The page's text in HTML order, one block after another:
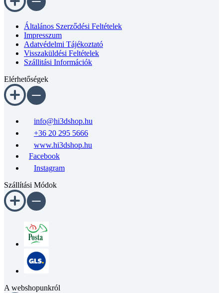
Általános Szerződési Feltételek
Impresszum
Adatvédelmi Tájékoztató
Visszaküldési Feltételek
Szállitási Információk
Elérhetőségek
info@hi3dshop.hu
+36 20 295 5666
www.hi3dshop.hu
Facebook
Instagram
Szállítási Módok
A webshopunkról